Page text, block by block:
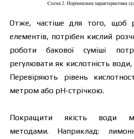
Отже, частіше для того, щоб
елементів, потрібен кислий
роботи бакової суміші
регулювати як кислотність води,
Перевіряють рівень
метром або рН-стрічкою.
Покращити якість води
методами. Наприклад:
Ціна залежить від об’єму та
Для прорахунку індивідуальної
дані:
захисту персональних
Я ознайомився та